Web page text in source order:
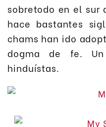
sobretodo en el sur
hace bastantes
chams han ido
dogma de fe.
hinduístas.